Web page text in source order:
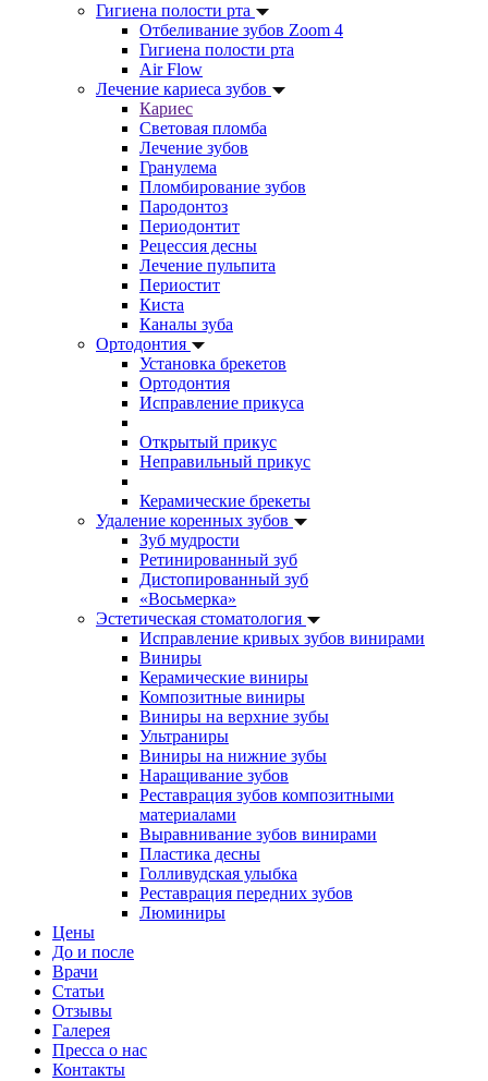
Гигиена полости рта
Отбеливание зубов Zoom 4
Гигиена полости рта
Air Flow
Лечение кариеса зубов
Кариес
Световая пломба
Лечение зубов
Гранулема
Пломбирование зубов
Пародонтоз
Периодонтит
Рецессия десны
Лечение пульпита
Периостит
Киста
Каналы зуба
Ортодонтия
Установка брекетов
Ортодонтия
Исправление прикуса
Открытый прикус
Неправильный прикус
Керамические брекеты
Удаление коренных зубов
Зуб мудрости
Ретинированный зуб
Дистопированный зуб
«Восьмерка»
Эстетическая стоматология
Исправление кривых зубов винирами
Виниры
Керамические виниры
Композитные виниры
Виниры на верхние зубы
Ультраниры
Виниры на нижние зубы
Наращивание зубов
Реставрация зубов композитными
материалами
Выравнивание зубов винирами
Пластика десны
Голливудская улыбка
Реставрация передних зубов
Люминиры
Цены
До и после
Врачи
Статьи
Отзывы
Галерея
Пресса о нас
Контакты